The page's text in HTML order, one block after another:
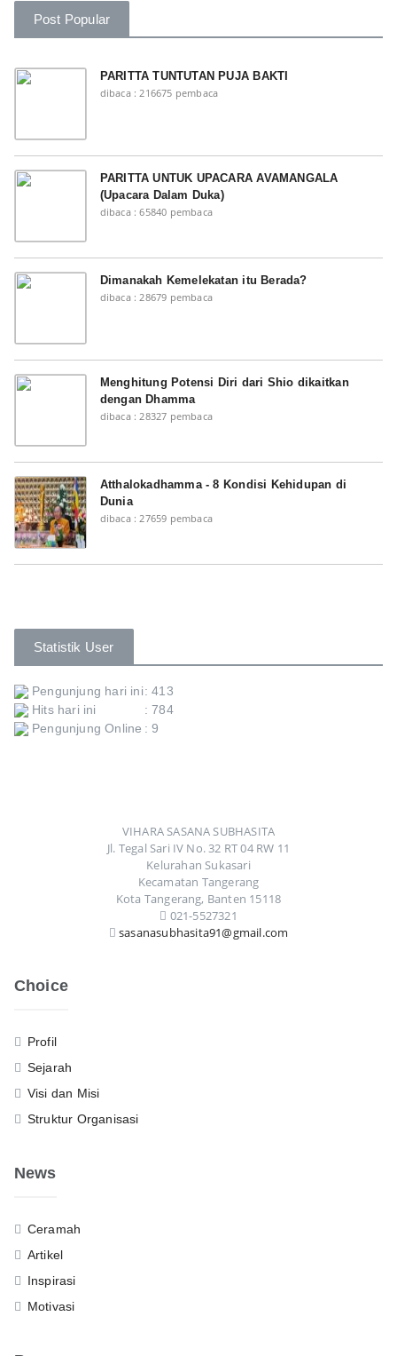
Post Popular
PARITTA TUNTUTAN PUJA BAKTI
dibaca : 216675 pembaca
PARITTA UNTUK UPACARA AVAMANGALA
(Upacara Dalam Duka)
dibaca : 65840 pembaca
Dimanakah Kemelekatan itu Berada?
dibaca : 28679 pembaca
Menghitung Potensi Diri dari Shio dikaitkan
dengan Dhamma
dibaca : 28327 pembaca
Atthalokadhamma - 8 Kondisi Kehidupan di
Dunia
dibaca : 27659 pembaca
Statistik User
Pengunjung hari ini: 413
Hits hari ini
: 784
Pengunjung Online : 9
VIHARA SASANA SUBHASITA
Jl. Tegal Sari IV No. 32 RT 04 RW 11
Kelurahan Sukasari
Kecamatan Tangerang
Kota Tangerang, Banten 15118
021-5527321
sasanasubhasita91@gmail.com
Choice
Profil
Sejarah
Visi dan Misi
Struktur Organisasi
News
Ceramah
Artikel
Inspirasi
Motivasi